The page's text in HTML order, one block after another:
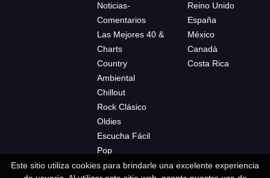
Noticias-
Comentarios
Las Mejores 40 &
Charts
Country
Ambiental
Chillout
Rock Clásico
Oldies
Escucha Fácil
Pop
Reino Unido
España
México
Canadá
Costa Rica
Este sitio utiliza cookies para brindarle una excelente experiencia